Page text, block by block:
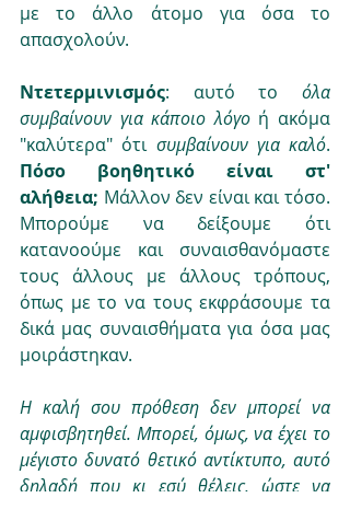
με το άλλο άτομο για όσα το
απασχολούν.
Ντετερμινισμός: αυτό το όλα
συμβαίνουν για κάποιο λόγο ή ακόμα
"καλύτερα" ότι συμβαίνουν για καλό
Πόσο βοηθητικό είναι στ'
αλήθεια; Μάλλον δεν είναι και τόσο.
Μπορούμε να δείξουμε ότι
κατανοούμε και συναισθανόμαστε
τους άλλους με άλλους τρόπους,
όπως με το να τους εκφράσουμε τα
δικά μας συναισθήματα για όσα μας
μοιράστηκαν.
Η καλή σου πρόθεση δεν μπορεί να
αμφισβητηθεί. Μπορεί, όμως, να έχει το
μέγιστο δυνατό θετικό αντίκτυπο, αυτό
δηλαδή που κι εσύ θέλεις, ώστε να